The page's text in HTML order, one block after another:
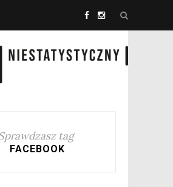
tag
FACEBOOK